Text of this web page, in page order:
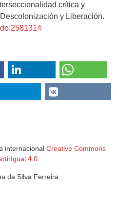
crítica y
y Liberación.
internacional Creative Commons
4.0.
da Silva Ferreira